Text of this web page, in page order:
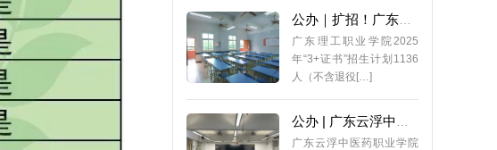
广东理工职业学院2025
年“3+证书”招生计划1136
人（不含退役[…]
广东云浮中医药职业学院